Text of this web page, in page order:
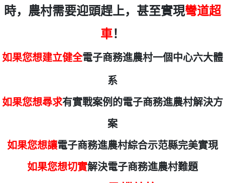
時，農村需要迎頭趕上，甚至實現彎道超
車！
如果您想建立健全電子商務進農村一個中心六大體
系
如果您想尋求有實戰案例的電子商務進農村解決方
案
如果您想讓電子商務進農村綜合示范縣完美實現
如果您想切實解決電子商務進農村難題